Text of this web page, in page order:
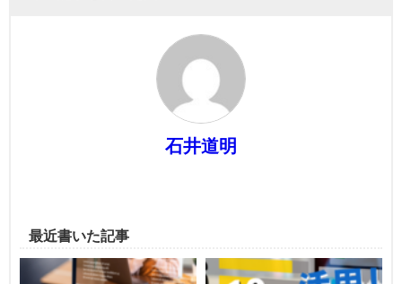
石井道明
最近書いた記事